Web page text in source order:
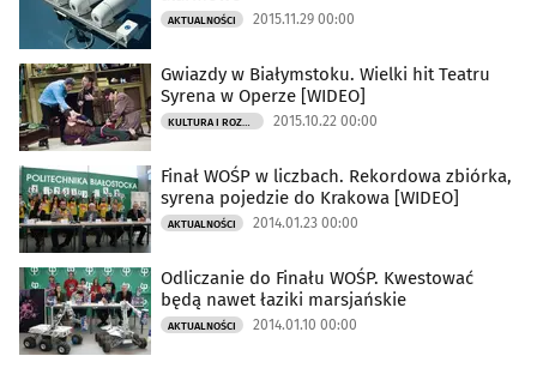
AKTUALNOŚCI 2015.11.29 00:00
Gwiazdy w Białymstoku. Wielki hit Teatru
Syrena w Operze [WIDEO]
KULTURA I ROZRYWKA 2015.10.22 00:00
Finał WOŚP w liczbach. Rekordowa zbiórka,
syrena pojedzie do Krakowa [WIDEO]
AKTUALNOŚCI 2014.01.23 00:00
Odliczanie do Finału WOŚP. Kwestować
będą nawet łaziki marsjańskie
AKTUALNOŚCI 2014.01.10 00:00